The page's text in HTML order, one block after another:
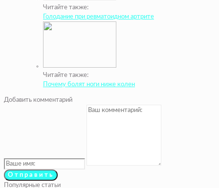
Читайте также:
Голодание при ревматоидном артрите
Читайте также:
Почему болят ноги ниже колен
Добавить комментарий
Популярные статьи